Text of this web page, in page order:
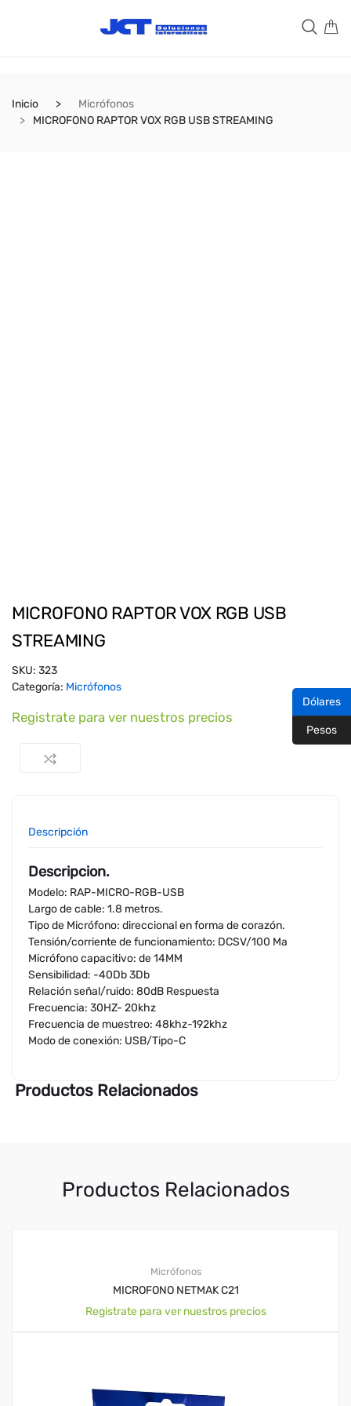
Inicio
Micrófonos
MICROFONO RAPTOR VOX RGB USB STREAMING
MICROFONO RAPTOR VOX RGB USB
STREAMING
SKU: 323
Categoría: Micrófonos
Registrate para ver nuestros precios
Descripción
Descripcion.
Modelo: RAP-MICRO-RGB-USB
Largo de cable: 1.8 metros.
Tipo de Micrófono: direccional en forma de corazón.
Tensión/corriente de funcionamiento: DCSV/100 Ma
Micrófono capacitivo: de 14MM
Sensibilidad: -40Db 3Db
Relación señal/ruido: 80dB Respuesta
Frecuencia: 30HZ- 20khz
Frecuencia de muestreo: 48khz-192khz
Modo de conexión: USB/Tipo-C
Productos Relacionados
Productos Relacionados
Micrófonos
MICROFONO NETMAK C21
Registrate para ver nuestros precios
Dólares
Pesos